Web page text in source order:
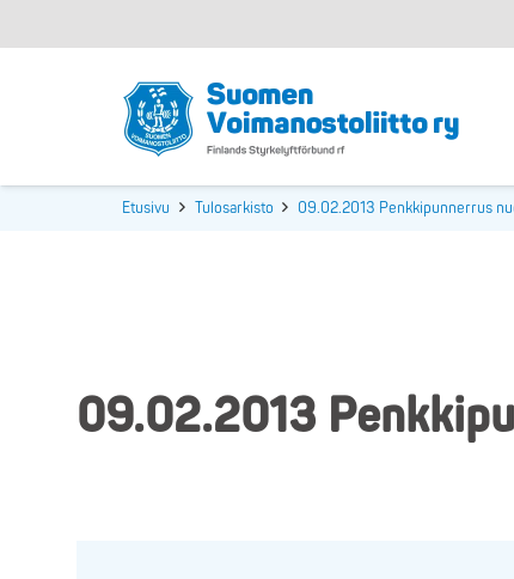
Etusivu Tulosarkisto 09.02.2013 Penkkipunnerrus
09.02.2013